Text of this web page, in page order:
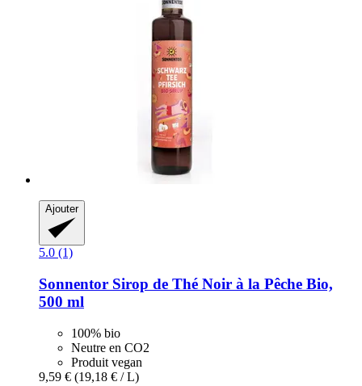
Ajouter
5.0 (1)
Sonnentor Sirop de Thé Noir à la Pêche Bio,
500 ml
100% bio
Neutre en CO2
Produit vegan
9,59 € (19,18 € / L)